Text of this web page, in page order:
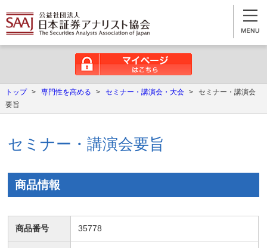
トップ > 専門性を高める > セミナー・講演会・大会 >
セミナー・講演会
要旨
セミナー・講演会要旨
商品情報
商品番号 35778